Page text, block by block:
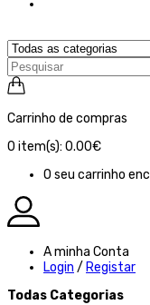
Carrinho de compras
0 item(s): 0.00€
O seu carrinho
A minha Conta
Login / Registar
Todas Categorias